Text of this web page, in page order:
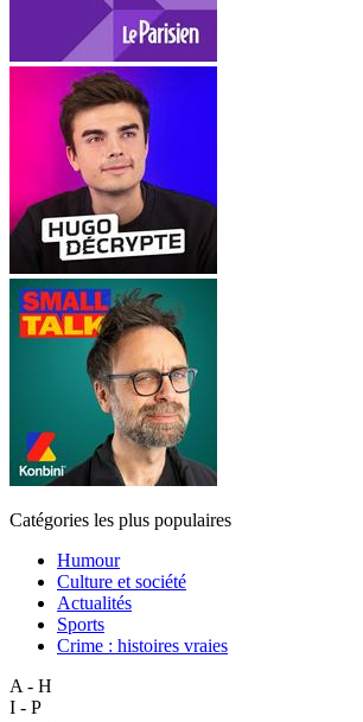
Catégories les plus populaires
Humour
Culture et société
Actualités
Sports
Crime : histoires vraies
A - H
I - P